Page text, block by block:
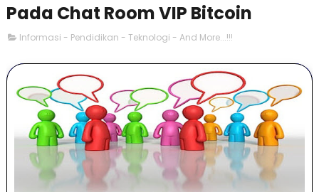
Pada Chat Room VIP Bitcoin
Informasi - Pendidikan - Teknologi - And More...!!!